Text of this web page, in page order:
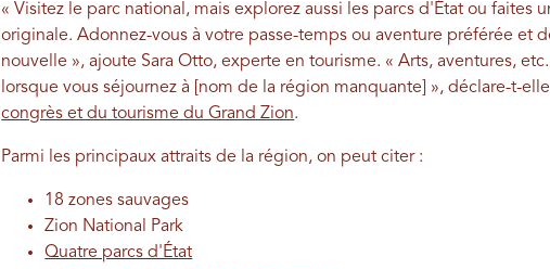
« Visitez le parc national, mais explorez aussi les parcs d'État ou faites
originale. Adonnez-vous à votre passe-temps ou aventure préférée et
nouvelle », ajoute Sara Otto, experte en tourisme. « Arts, aventures,
lorsque vous séjournez à [nom de la région manquante] », déclare-t-
congrès et du tourisme du Grand Zion.
Parmi les principaux attraits de la région, on peut citer :
18 zones sauvages
Zion National Park
Quatre parcs d'État